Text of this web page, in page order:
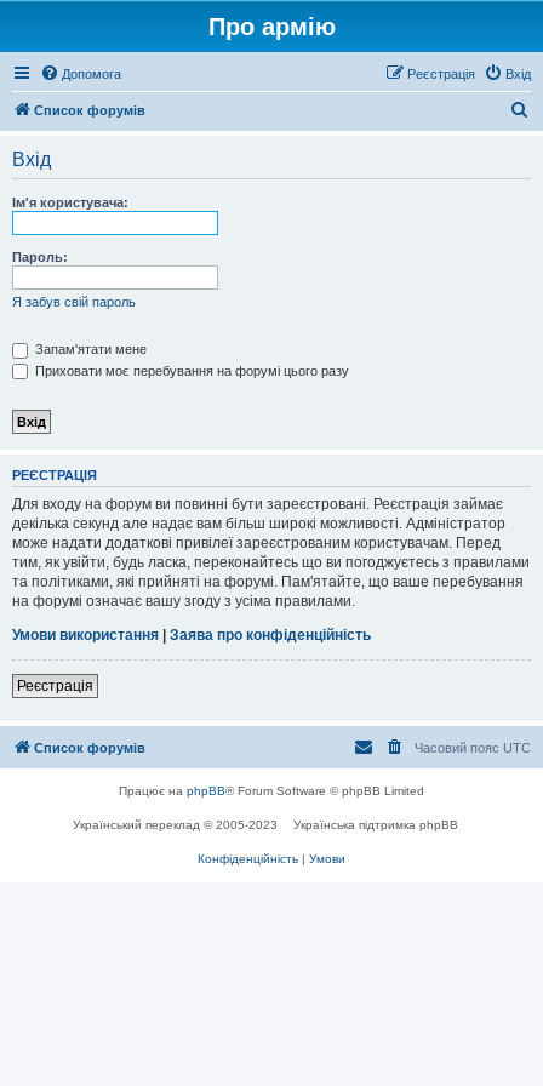
Про армію
Допомога Вхід
Реєстрація
Список форумів
Вхід
Ім'я користувача:
Пароль:
Я забув свій пароль
Запам'ятати мене
Приховати моє перебування на форумі цього разу
РЕЄСТРАЦІЯ
Для входу на форум ви повинні бути зареєстровані. Реєстрація займає
декілька секунд але надає вам більш широкі можливості. Адміністратор
може надати додаткові привілеї зареєстрованим користувачам. Перед
тим, як увійти, будь ласка, переконайтесь що ви погоджуєтесь з правилами
та політиками, які прийняті на форумі. Пам'ятайте, що ваше перебування
на форумі означає вашу згоду з усіма правилами.
Умови використання | Заява про конфіденційність
Реєстрація
Список форумів Часовий пояс UTC
Працює на phpBB® Forum Software © phpBB Limited
Український переклад © 2005-2023 Українська підтримка phpBB
Конфіденційність | Умови